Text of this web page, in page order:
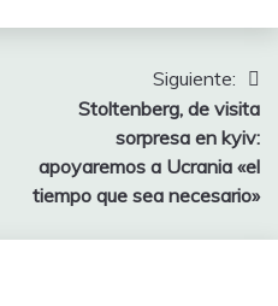
Siguiente:
Stoltenberg, de visita
sorpresa en kyiv:
apoyaremos a Ucrania «el
tiempo que sea necesario»